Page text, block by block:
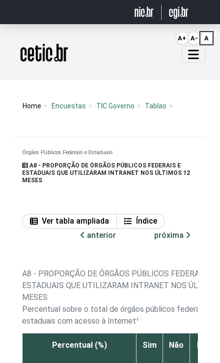
Página inicial
Home Encuestas TIC Governo Tablas
Órgãos Públicos Federais e Estaduais
A8 - PROPORÇÃO DE ÓRGÃOS PÚBLICOS FEDERAIS E
ESTADUAIS QUE UTILIZARAM INTRANET NOS ÚLTIMOS 12
MESES
Ver tabla ampliada
Índice
anterior
próxima
A8 - PROPORÇÃO DE ÓRGÃOS PÚBLICOS FEDERAIS E
ESTADUAIS QUE UTILIZARAM INTRANET NOS
MESES
Percentual sobre o total de órgãos públicos federais e
estaduais com acesso à Internet¹
Percentual (%) Sim Não
Não
A+ A- A